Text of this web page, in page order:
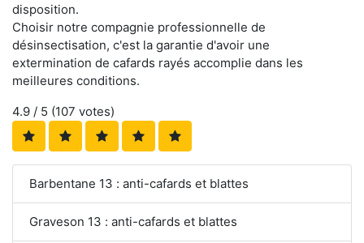
disposition.
Choisir notre compagnie professionnelle de
désinsectisation, c'est la garantie d'avoir une
extermination de cafards rayés accomplie dans les
meilleures conditions.
4.9 / 5 (107 votes)
Barbentane 13 : anti-cafards et blattes
Graveson 13 : anti-cafards et blattes